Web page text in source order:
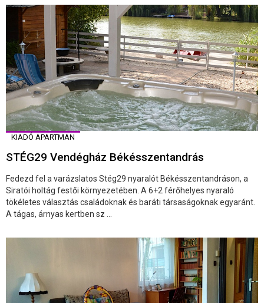
KIADÓ APARTMAN
STÉG29 Vendégház Békésszentandrás
Fedezd fel a varázslatos Stég29 nyaralót Békésszentandráson, a
Siratói holtág festői környezetében. A 6+2 férőhelyes nyaraló
tökéletes választás családoknak és baráti társaságoknak egyaránt.
A tágas, árnyas kertben sz ...